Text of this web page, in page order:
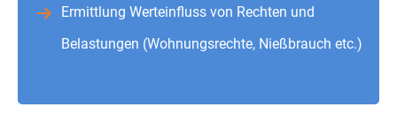
Ermittlung Werteinfluss von Rechten und
Belastungen (Wohnungsrechte, Nießbrauch etc.)